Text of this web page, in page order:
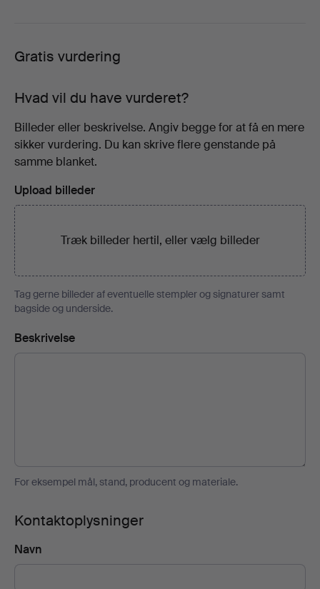
Gratis vurdering
Hvad vil du have vurderet?
Billeder eller beskrivelse. Angiv begge for at få en mere
sikker vurdering. Du kan skrive flere genstande på
samme blanket.
Upload billeder
Træk billeder hertil, ellervælg billeder
Tag gerne billeder af eventuelle stempler og signaturer samt
bagside og underside.
Beskrivelse
For eksempel mål, stand, producent og materiale.
Kontaktoplysninger
Navn